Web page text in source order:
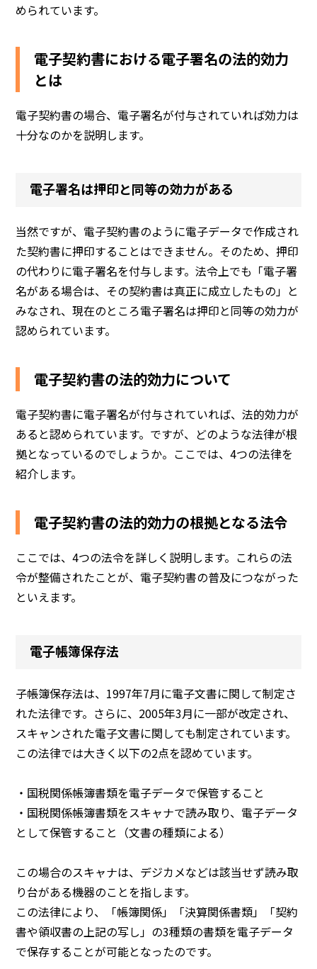
められています。
電子契約書における電子署名の法的効力
とは
電子契約書の場合、電子署名が付与されていれば効力は
十分なのかを説明します。
電子署名は押印と同等の効力がある
当然ですが、電子契約書のように電子データで作成され
た契約書に押印することはできません。そのため、押印
の代わりに電子署名を付与します。法令上でも「電子署
名がある場合は、その契約書は真正に成立したもの」と
みなされ、現在のところ電子署名は押印と同等の効力が
認められています。
電子契約書の法的効力について
電子契約書に電子署名が付与されていれば、法的効力が
あると認められています。ですが、どのような法律が根
拠となっているのでしょうか。ここでは、4つの法律を
紹介します。
電子契約書の法的効力の根拠となる法令
ここでは、4つの法令を詳しく説明します。これらの法
令が整備されたことが、電子契約書の普及につながった
といえます。
電子帳簿保存法
子帳簿保存法は、1997年7月に電子文書に関して制定さ
れた法律です。さらに、2005年3月に一部が改定され、
スキャンされた電子文書に関しても制定されています。
この法律では大きく以下の2点を認めています。
・国税関係帳簿書類を電子データで保管すること
・国税関係帳簿書類をスキャナで読み取り、電子データ
として保管すること（文書の種類による）
この場合のスキャナは、デジカメなどは該当せず読み取
り台がある機器のことを指します。
この法律により、「帳簿関係」「決算関係書類」「契約
書や領収書の上記の写し」の3種類の書類を電子データ
で保存することが可能となったのです。